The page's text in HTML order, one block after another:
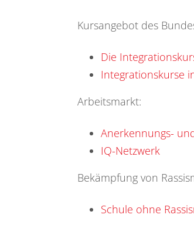
Kursangebot des
Die
Integrationskurse
Arbeitsmarkt:
Anerkennungs-
IQ-Netzwerk
Bekämpfung von
Schule ohne